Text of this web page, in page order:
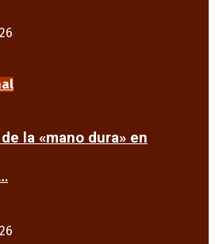
la «mano dura» en